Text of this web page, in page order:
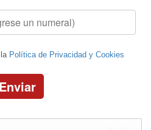
Política de Privacidad y Cookies
Enviar